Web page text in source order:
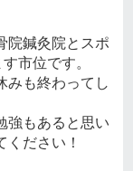
院鍼灸院とスポ
市位です。
みも終わってし
強もあると思い
ださい！